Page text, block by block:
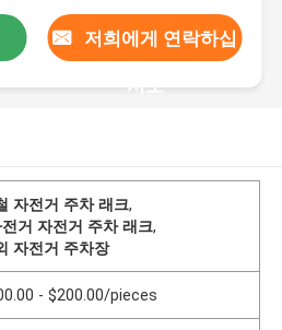
저희에게 연락하십
시오
자전거 주차 래크,
전거 자전거 주차 래크,
자전거 주차장
- $200.00/pieces